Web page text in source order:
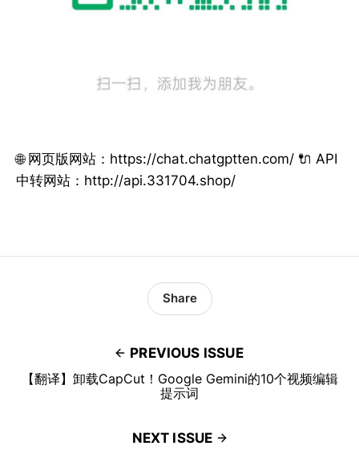
🌐 网页版网站：https://chat.chatgptten.com/ 🔌 API
中转网站：http://api.331704.shop/
PREVIOUS ISSUE
【翻译】卸载CapCut！Google Gemini的10个视频编辑
提示词
Share
NEXT ISSUE